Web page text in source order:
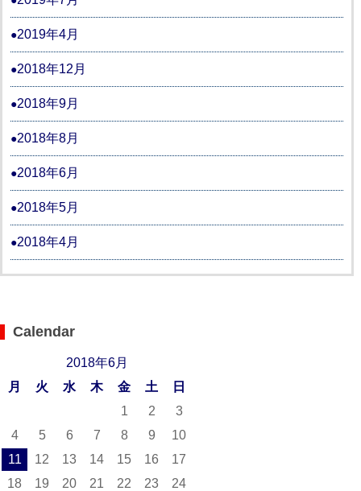
2019年4月
2018年12月
2018年9月
2018年8月
2018年6月
2018年5月
2018年4月
Calendar
2018年6月
月
火 水 木 金 土
日
1
2
3
4
5 6 7 8 9
10
11
12 13 14 15 16
17
18
19 20 21 22 23
24